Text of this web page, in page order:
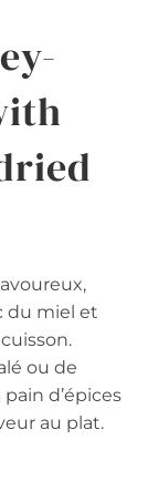
du miel et
ou de
d’épices
au plat.